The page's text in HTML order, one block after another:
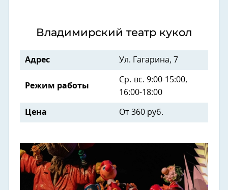
Владимирский театр кукол
Адрес Ул. Гагарина, 7
Режим работы
Ср.-вс. 9:00-15:00,
16:00-18:00
Цена От 360 руб.